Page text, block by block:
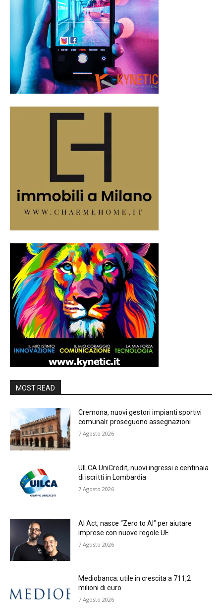
MOST READ
Cremona, nuovi gestori impianti sportivi
comunali: proseguono assegnazioni
7 Agosto 2026
UILCA UniCredit, nuovi ingressi e centinaia
di iscritti in Lombardia
7 Agosto 2026
AI Act, nasce “Zero to AI” per aiutare
imprese con nuove regole UE
7 Agosto 2026
Mediobanca: utile in crescita a 711,2
milioni di euro
7 Agosto 2026